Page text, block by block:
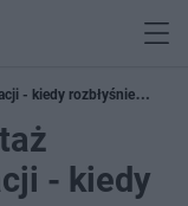
- kiedy rozbłyśnie
- kiedy